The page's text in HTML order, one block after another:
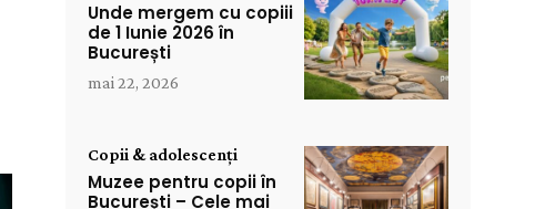
Unde mergem cu copiii
de 1 Iunie 2026 în
București
mai 22, 2026
Copii & adolescenți
Muzee pentru copii în
București – Cele mai